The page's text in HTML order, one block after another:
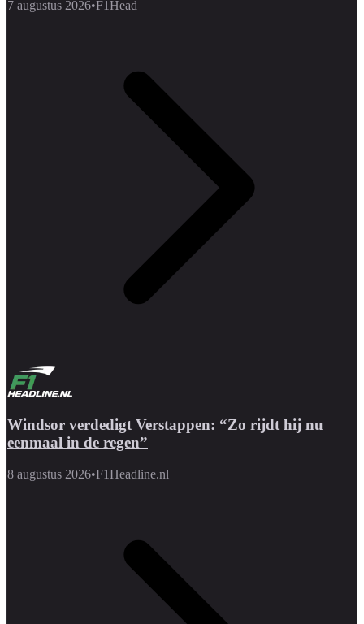
7 augustus 2026•F1Head
Windsor verdedigt Verstappen: “Zo rijdt hij nu
eenmaal in de regen”
8 augustus 2026•F1Headline.nl